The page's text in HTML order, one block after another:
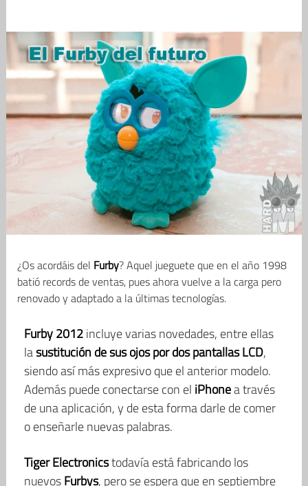
¿Os acordáis del Furby? Aquel jueguete que en el año 1998
batió records de ventas, pues ahora vuelve a la carga pero
renovado y adaptado a la últimas tecnologías.
Furby 2012incluye varias novedades, entre ellas
lasustitución de sus ojos por dos pantallas LCD,
siendo así más expresivo que el anterior modelo.
Además puede conectarse con el iPhonea través
de una aplicación, y de esta forma darle de comer
o enseñarle nuevas palabras.
Tiger Electronicstodavía está fabricando los
nuevosFurbys, pero se espera que en septiembre